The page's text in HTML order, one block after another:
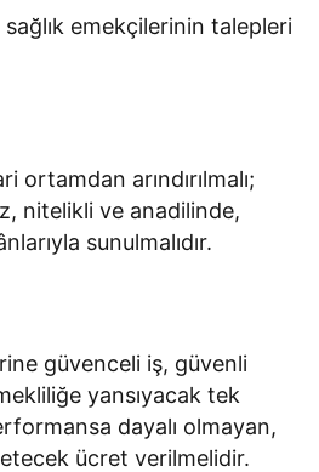
sağlık emekçilerinin talepleri
ortamdan arındırılmalı;
nitelikli ve anadilinde,
sunulmalıdır.
güvenceli iş, güvenli
yansıyacak tek
dayalı olmayan,
ücret verilmelidir.